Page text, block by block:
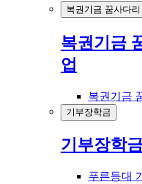
복권기금 꿈사다
복권기금
업
복권기금
기부장학금
기부장학
푸른등대